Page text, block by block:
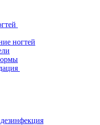
ногтей